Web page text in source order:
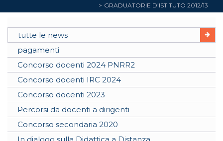
GRADUATORIE D’ISTITUTO 2012/13
tutte le news
pagamenti
Concorso docenti 2024 PNRR2
Concorso docenti IRC 2024
Concorso docenti 2023
Percorsi da docenti a dirigenti
Concorso secondaria 2020